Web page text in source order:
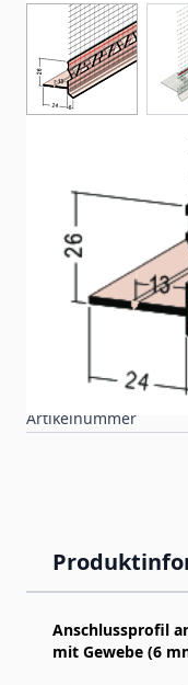
View larger
Rollladen-/
Anschlussprofil aus
alkalibeständigen,
Putz, Grundputz und
Anschlüssen an
speziellem
Ausgleichen
Artikelnummer
Anschlussprofil
mit Gewebe (6